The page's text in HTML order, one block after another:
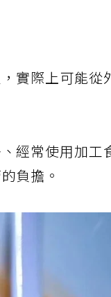
實際上可能從
經常使用加工
負擔。